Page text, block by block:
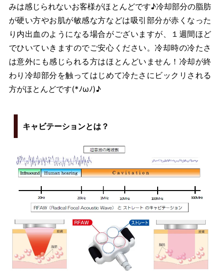
みは感じられないお客様がほとんどです♪冷却部分の脂肪
が硬い方やお肌が敏感な方などは吸引部分が赤くなった
り内出血のようになる場合がございますが、１週間ほど
でひいていきますのでご安心ください。冷却時の冷たさ
は意外にも感じられる方はほとんどいません！冷却が終
わり冷却部分を触ってはじめて冷たさにビックリされる
方がほとんどです(*ﾉωﾉ)♪
キャビテーションとは？